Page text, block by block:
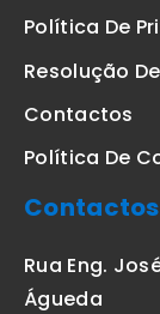
Política De
Resolução
Contactos
Política De
Contactos
Rua Eng.
Águeda